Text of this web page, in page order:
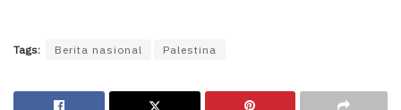
Tags: Berita nasional Palestina